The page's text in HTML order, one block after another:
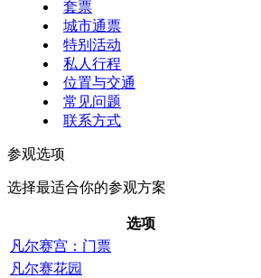
套票
城市通票
特别活动
私人行程
位置与交通
常见问题
联系方式
参观选项
选择最适合你的参观方案
选项
凡尔赛宫：门票
凡尔赛花园